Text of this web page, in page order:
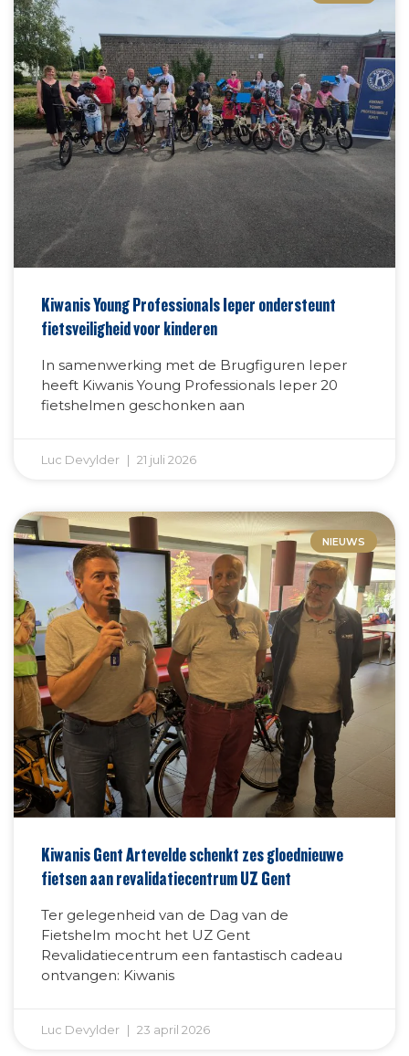
Kiwanis Young Professionals Ieper ondersteunt
fietsveiligheid voor kinderen
In samenwerking met de Brugfiguren Ieper
heeft Kiwanis Young Professionals Ieper 20
fietshelmen geschonken aan
Luc Devylder 21 juli 2026
NIEUWS
Kiwanis Gent Artevelde schenkt zes gloednieuwe
fietsen aan revalidatiecentrum UZ Gent
Ter gelegenheid van de Dag van de
Fietshelm mocht het UZ Gent
Revalidatiecentrum een fantastisch cadeau
ontvangen: Kiwanis
Luc Devylder 23 april 2026